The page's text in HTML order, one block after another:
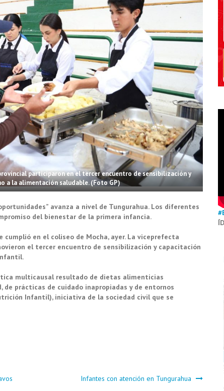
participaron en el tercer encuentro de sensibilización y
a la alimentación saludable. (Foto GP)
avanza a nivel de Tungurahua. Los diferentes
del bienestar de la primera infancia.
en el coliseo de Mocha, ayer. La viceprefecta
el tercer encuentro de sensibilización y capacitación
multicausal resultado de dietas alimenticias
de prácticas de cuidado inapropiadas y de entornos
Infantil), iniciativa de la sociedad civil que se
Infantes con atención en Tungurahua